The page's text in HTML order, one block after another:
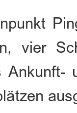
vier
Ankunft-